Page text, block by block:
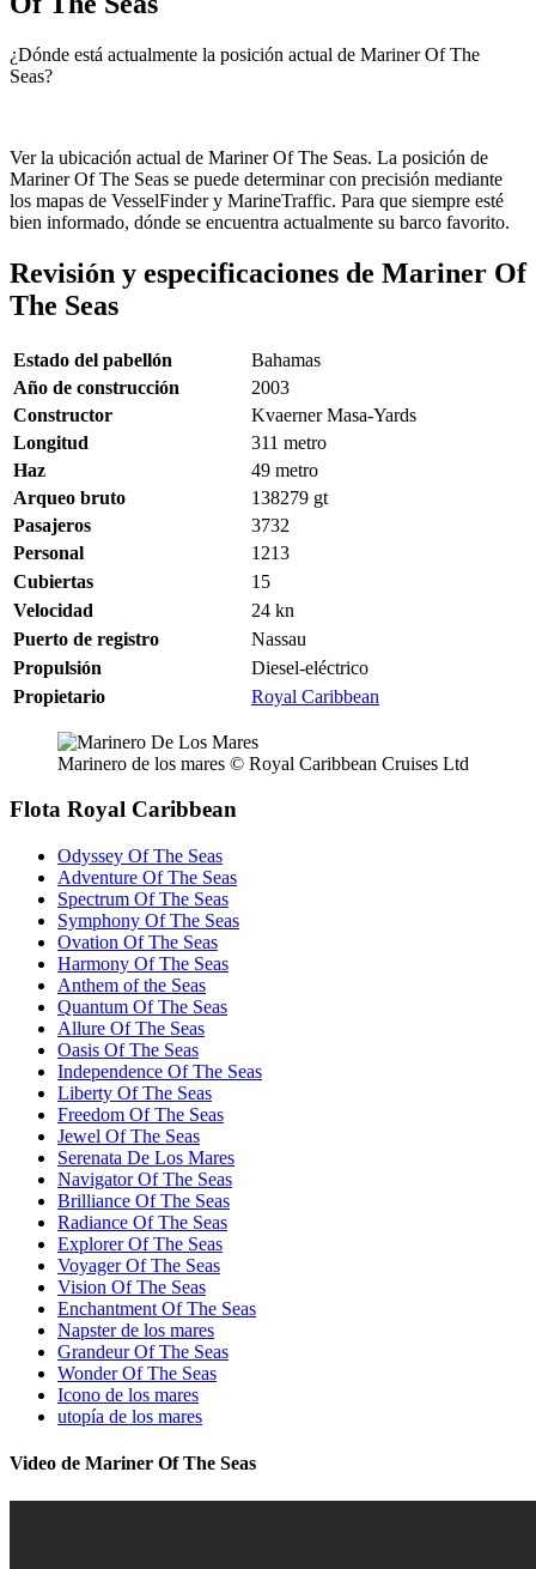
¿Dónde está actualmente la posición actual de Mariner Of The
Seas?
Ver la ubicación actual de Mariner Of The Seas. La posición de
Mariner Of The Seas se puede determinar con precisión mediante
los mapas de VesselFinder y MarineTraffic. Para que siempre esté
bien informado, dónde se encuentra actualmente su barco favorito.
Revisión y especificaciones de Mariner Of
The Seas
Estado del pabellón
Bahamas
Año de construcción
2003
Constructor
Kvaerner Masa-Yards
Longitud
311 metro
Haz
49 metro
Arqueo bruto
138279 gt
Pasajeros
3732
Personal
1213
Cubiertas
15
Velocidad
24 kn
Puerto de registro
Nassau
Propulsión
Diesel-eléctrico
Propietario
Royal Caribbean
Marinero de los mares © Royal Caribbean Cruises Ltd
Flota Royal Caribbean
Odyssey Of The Seas
Adventure Of The Seas
Spectrum Of The Seas
Symphony Of The Seas
Ovation Of The Seas
Harmony Of The Seas
Anthem of the Seas
Quantum Of The Seas
Allure Of The Seas
Oasis Of The Seas
Independence Of The Seas
Liberty Of The Seas
Freedom Of The Seas
Jewel Of The Seas
Serenata De Los Mares
Navigator Of The Seas
Brilliance Of The Seas
Radiance Of The Seas
Explorer Of The Seas
Voyager Of The Seas
Vision Of The Seas
Enchantment Of The Seas
Napster de los mares
Grandeur Of The Seas
Wonder Of The Seas
Icono de los mares
utopía de los mares
Video de Mariner Of The Seas